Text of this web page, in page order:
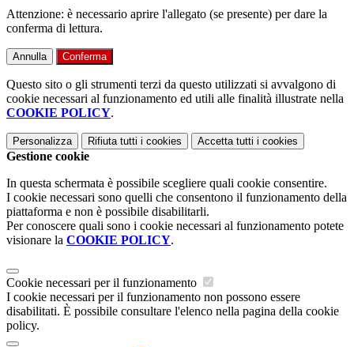
Attenzione: è necessario aprire l'allegato (se presente) per dare la
conferma di lettura.
Annulla Conferma
Questo sito o gli strumenti terzi da questo utilizzati si avvalgono di
cookie necessari al funzionamento ed utili alle finalità illustrate nella
COOKIE POLICY.
Personalizza Rifiuta tutti i cookies Accetta tutti i cookies
Gestione cookie
In questa schermata è possibile scegliere quali cookie consentire.
I cookie necessari sono quelli che consentono il funzionamento della
piattaforma e non è possibile disabilitarli.
Per conoscere quali sono i cookie necessari al funzionamento potete
visionare la COOKIE POLICY.
Cookie necessari per il funzionamento
I cookie necessari per il funzionamento non possono essere
disabilitati. È possibile consultare l'elenco nella pagina della cookie
policy.